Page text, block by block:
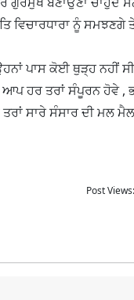
ਵਿਚਾਰਧਾਰਾ ਨੂੰ
ਪਾਸ ਕੋਈ ਥੁੜ੍ਹ ਨਹੀਂ
ਆਪ ਹਰ ਤਰਾਂ ਸੰਪੂਰਨ ਹੋਵੇ ,
ਸਾਰੇ ਸੰਸਾਰ ਦੀ ਮਲ
Post Views: